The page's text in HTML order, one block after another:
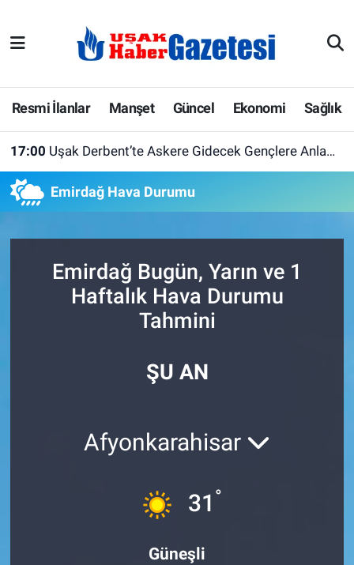
Resmi İlanlar Manşet Güncel Ekonomi Sağlık
17:00 Uşak Derbent’te Askere Gidecek Gençlere Anlamlı Uğurlama! Türk Bayrağı Emanet Edildi
Emirdağ Hava Durumu
Emirdağ Bugün, Yarın ve 1
Haftalık Hava Durumu
Tahmini
ŞU AN
Afyonkarahisar
31 °
Güneşli
E-Gazete
Ekonomi
İlanlar
Köşe Yazarları
Uşak Hava Durumu
Uşak Trafik Yoğunluk Haritası
Haber Arşivi